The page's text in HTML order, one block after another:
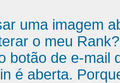
uma imagem
o meu Rank?
botão de e-mail
é aberta.